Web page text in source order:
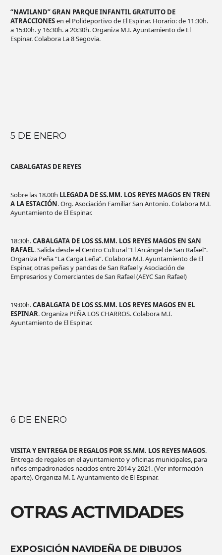
“NAVILAND” GRAN PARQUE INFANTIL GRATUITO DE
ATRACCIONESen el Polideportivo de El Espinar. Horario: de 11:30h.
a 15:00h. y 16:30h. a 20:30h. Organiza M.I. Ayuntamiento de El
Espinar. Colabora La 8 Segovia.
5 DE ENERO
CABALGATAS DE REYES
Sobre las 18.00h LLEGADA DE SS.MM. LOS REYES MAGOS EN TREN
A LA ESTACIÓN. Org. Asociación Familiar San Antonio. Colabora M.I.
Ayuntamiento de El Espinar.
18:30h.CABALGATA DE LOS SS.MM. LOS REYES MAGOS EN SAN
RAFAEL. Salida desde el Centro Cultural “El Arcángel de San Rafael”.
Organiza Peña “La Carga Leña”. Colabora M.I. Ayuntamiento de El
Espinar, otras peñas y pandas de San Rafael y Asociación de
Empresarios y Comerciantes de San Rafael (AEYC San Rafael)
19:00h.CABALGATA DE LOS SS.MM. LOS REYES MAGOS EN EL
ESPINAR. Organiza PEÑA LOS CHARROS. Colabora M.I.
Ayuntamiento de El Espinar.
6 DE ENERO
VISITA Y ENTREGA DE REGALOS POR SS.MM. LOS REYES MAGOS.
Entrega de regalos en el ayuntamiento y oficinas municipales, para
niños empadronados nacidos entre 2014 y 2021. (Ver información
aparte). Organiza M. I. Ayuntamiento de El Espinar.
OTRAS ACTIVIDADES
EXPOSICIÓN NAVIDEÑA DE DIBUJOS